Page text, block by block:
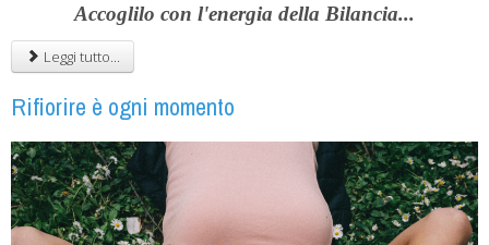
Accoglilo con l'energia della Bilancia...
Leggi tutto...
Rifiorire è ogni momento